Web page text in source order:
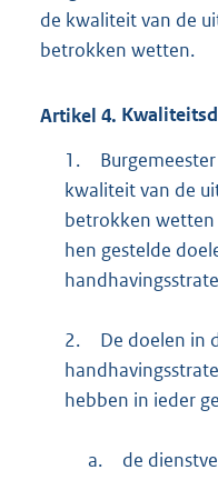
de kwaliteit van de
betrokken wetten.
Artikel 4.
1.
kwaliteit van de
betrokken
hen gestelde
2.
De doelen in
hebben in ieder
a. de